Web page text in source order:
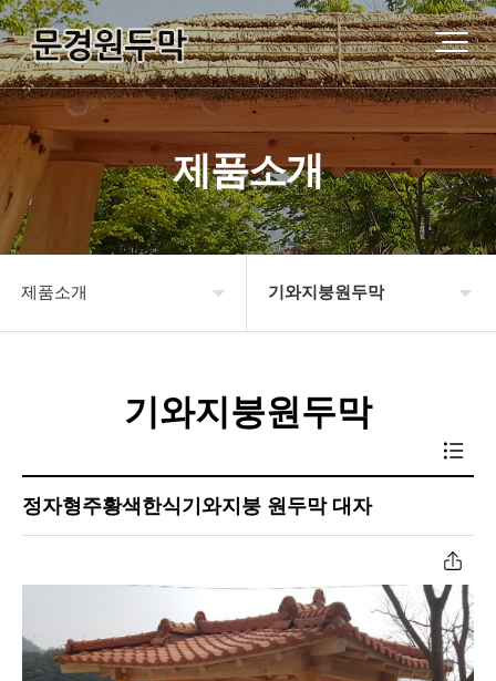
제품소개
제품소개
공장작업과정
고객센터
기와지붕원두막
강판기와원두막
너와지붕원두막
육각/팔각정자
파고라
기와지붕원두막
정자형주황색한식기와지붕 원두막 대자